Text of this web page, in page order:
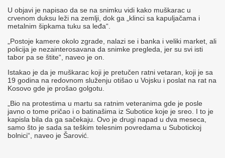
U objavi je napisao da se na snimku vidi kako muškarac u
crvenom duksu leži na zemlji, dok ga „klinci sa kapuljačama i
metalnim šipkama tuku sa leđa“.
„Postoje kamere okolo zgrade, nalazi se i banka i veliki market, ali
policija je nezainterosavana da snimke pregleda, jer su svi isti
tabor pa se štite“, naveo je on.
Istakao je da je muškarac koji je pretučen ratni vetaran, koji je sa
19 godina na redovnom služenju otišao u Vojsku i poslat na rat na
Kosovo gde je prošao golgotu.
„Bio na protestima u martu sa ratnim veteranima gde je posle
javno o tome pričao i o batinašima iz Subotice koje je sreo. I to je
kapisla bila da ga sačekaju. Ovo je drugi napad u dva meseca,
samo što je sada sa teškim telesnim povredama u Subotickoj
bolnici“, naveo je Šarović.